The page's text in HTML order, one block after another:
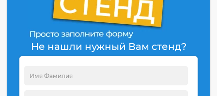
Не нашли нужный Вам стенд?